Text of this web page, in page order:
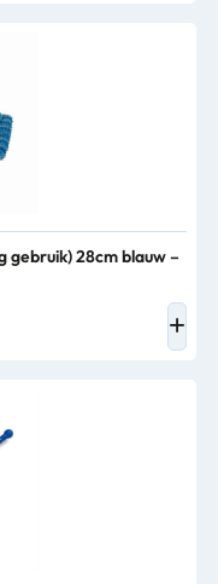
gebruik) 28cm blauw –